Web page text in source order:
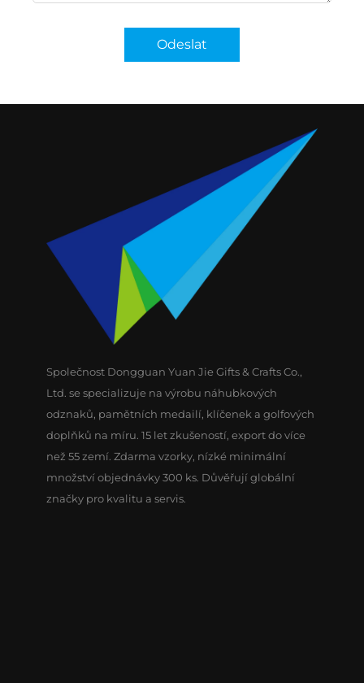
Odeslat
Společnost Dongguan Yuan Jie Gifts & Crafts Co.,
Ltd. se specializuje na výrobu náhubkových
odznaků, pamětních medailí, klíčenek a golfových
doplňků na míru. 15 let zkušeností, export do více
než 55 zemí. Zdarma vzorky, nízké minimální
množství objednávky 300 ks. Důvěřují globální
značky pro kvalitu a servis.